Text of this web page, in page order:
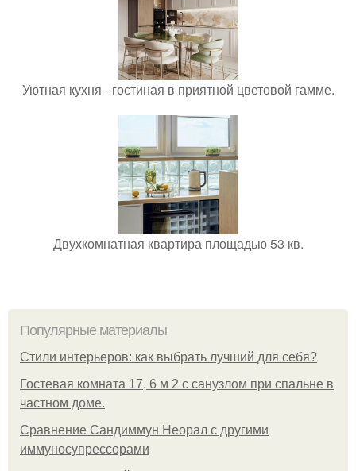
Уютная кухня - гостиная в приятной цветовой гамме.
Двухкомнатная квартира площадью 53 кв.
Популярные материалы
Стили интерьеров: как выбрать лучший для себя?
Гостевая комната 17, 6 м 2 с санузлом при спальне в
частном доме.
Сравнение Сандиммун Неорал с другими
иммуносупрессорами